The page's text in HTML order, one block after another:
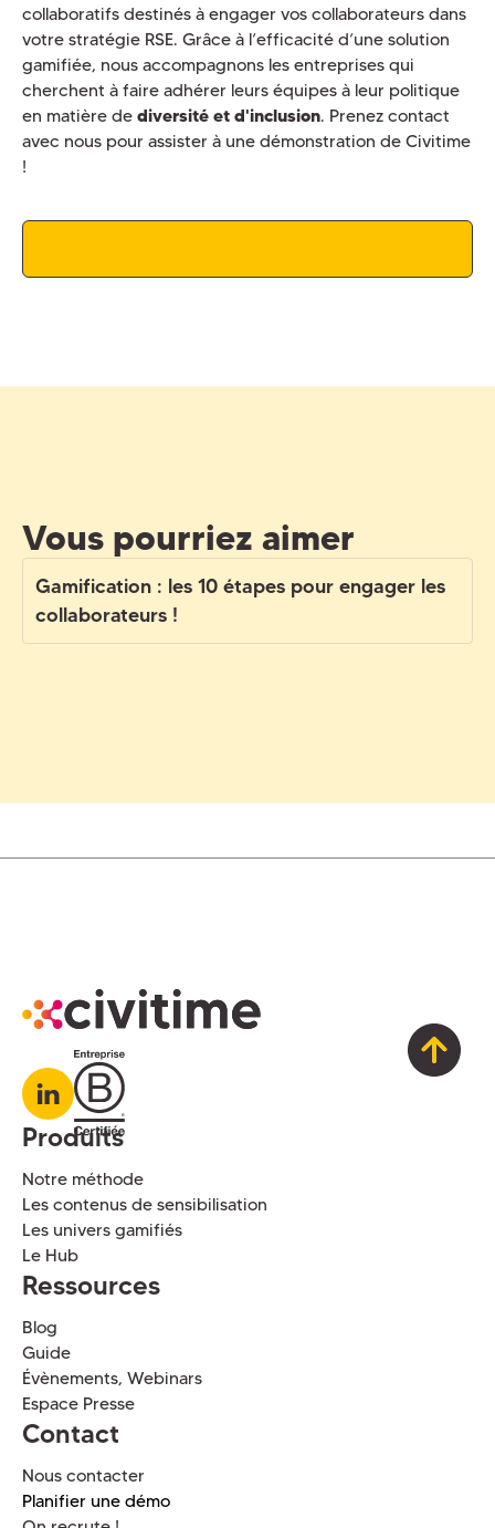
collaboratifs destinés à engager vos collaborateurs dans
votre stratégie RSE. Grâce à l’efficacité d’une solution
gamifiée, nous accompagnons les entreprises qui
cherchent à faire adhérer leurs équipes à leur politique
en matière de diversité et d'inclusion. Prenez contact
avec nous pour assister à une démonstration de Civitime
!
Vous pourriez aimer
Gamification : les 10 étapes pour engager les
collaborateurs !
Produits
Notre méthode
Les contenus de sensibilisation
Les univers gamifiés
Le Hub
Ressources
Blog
Guide
Évènements, Webinars
Espace Presse
Contact
Nous contacter
Planifier une démo